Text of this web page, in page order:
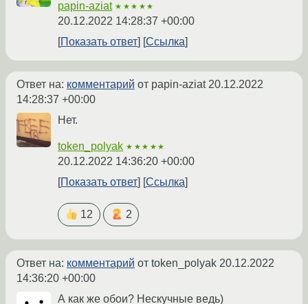
papin-aziat ★★★★★
20.12.2022 14:28:37 +00:00
Показать ответ
Ссылка
Ответ на: комментарий от papin-aziat 20.12.2022
14:28:37 +00:00
Нет.
token_polyak ★★★★★
20.12.2022 14:36:20 +00:00
Показать ответ
Ссылка
12 2
Ответ на: комментарий от token_polyak 20.12.2022
14:36:20 +00:00
А как же обои? Нескучные ведь)